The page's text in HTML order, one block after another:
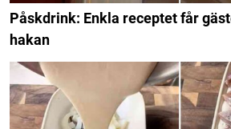
Påskdrink: Enkla receptet får
hakan